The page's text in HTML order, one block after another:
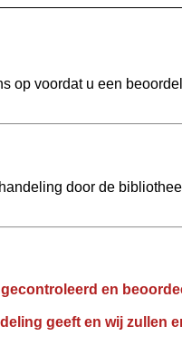
op voordat u een
door de
en
geeft en wij zullen